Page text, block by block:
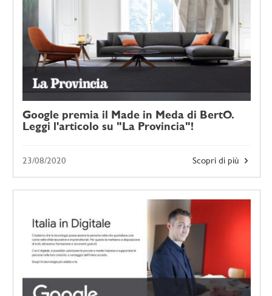
Google premia il Made in Meda di BertO.
Leggi l'articolo su "La Provincia"!
Scopri di più
23/08/2020